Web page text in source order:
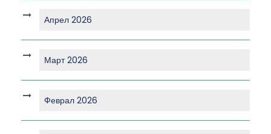
Апрел 2026
Март 2026
Феврал 2026